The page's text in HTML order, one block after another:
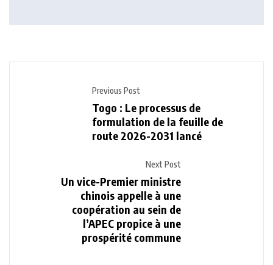
Previous Post
Togo : Le processus de
formulation de la feuille de
route 2026-2031 lancé
Next Post
Un vice-Premier ministre
chinois appelle à une
coopération au sein de
l’APEC propice à une
prospérité commune